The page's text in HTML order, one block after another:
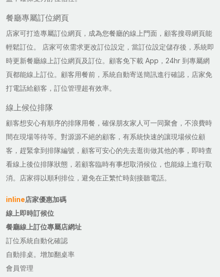
餐廳專屬訂位網頁
店家可打造專屬訂位網頁，成為您餐廳的線上門面，顧客搜尋網頁能
輕鬆訂位。 店家可依需求更改訂位設定，當訂位設定儲存後，系統即
時更新餐廳線上訂位網頁及訂位。顧客免下載 App，24hr 到專屬網
頁都能線上訂位。顧客用餐前，系統自動寄送簡訊進行確認，店家免
打電話給顧客，訂位管理超有效率。
線上候位排隊
顧客想安心有順序的排隊用餐，確保朋友家人可一同聚會，不浪費時
間在現場等待等。對源源不絕的顧客，有系統快速的讓現場候位顧
客，趕緊拿到排隊編號，顧客可安心的先去逛街做其他的事，即時查
看線上後位排隊狀態，若顧客臨時有事想取消候位，也能線上進行取
消。店家得以順利排位，避免在正繁忙時刻接聽電話。
inline店家優惠加碼
線上即時訂候位
餐廳線上訂位專屬店網址
訂位系統自動化確認
自動排桌。增加翻桌率
會員管理